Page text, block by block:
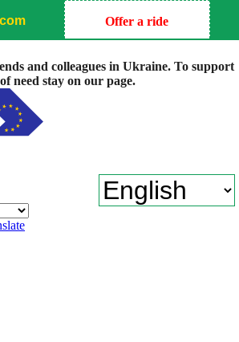
Offer a ride
and colleagues in Ukraine. To support
need stay on our page.